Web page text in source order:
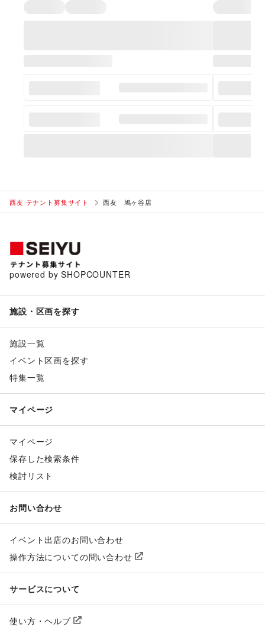
西友 テナント募集サイト 西友 鳩ヶ谷店
powered by SHOPCOUNTER
施設・区画を探す
施設一覧
イベント区画を探す
特集一覧
マイページ
マイページ
保存した検索条件
検討リスト
お問い合わせ
イベント出店のお問い合わせ
操作方法についての問い合わせ
サービスについて
使い方・ヘルプ